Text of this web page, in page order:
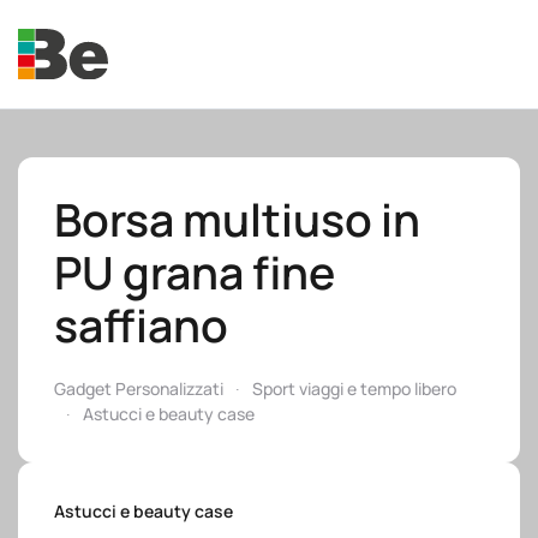
Skip to main content
Borsa multiuso in
PU grana fine
saffiano
Gadget Personalizzati
Sport viaggi e tempo libero
Astucci e beauty case
Astucci e beauty case